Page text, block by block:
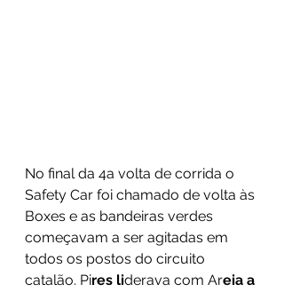
No final da 4a volta de corrida o
Safety Car foi chamado de volta às
Boxes e as bandeiras verdes
começavam a ser agitadas em
todos os postos do circuito
catalão. Pires liderava com Areia a